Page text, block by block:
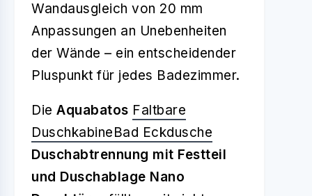
Wandausgleich von 20 mm
Anpassungen an Unebenheiten
der Wände – ein entscheidender
Pluspunkt für jedes Badezimmer.
Die Aquabatos Faltbare
DuschkabineBad Eckdusche
Duschabtrennung mit Festteil
und Duschablage Nano